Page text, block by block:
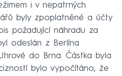
i v nepatrných
byly zpoplatněné a účty
požadující náhradu za
odeslán z Berlína
do Brna. Částka byla
bylo vypočítáno, že